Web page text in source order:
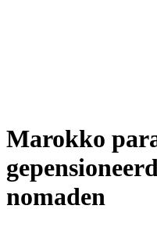
Marokko
nomaden